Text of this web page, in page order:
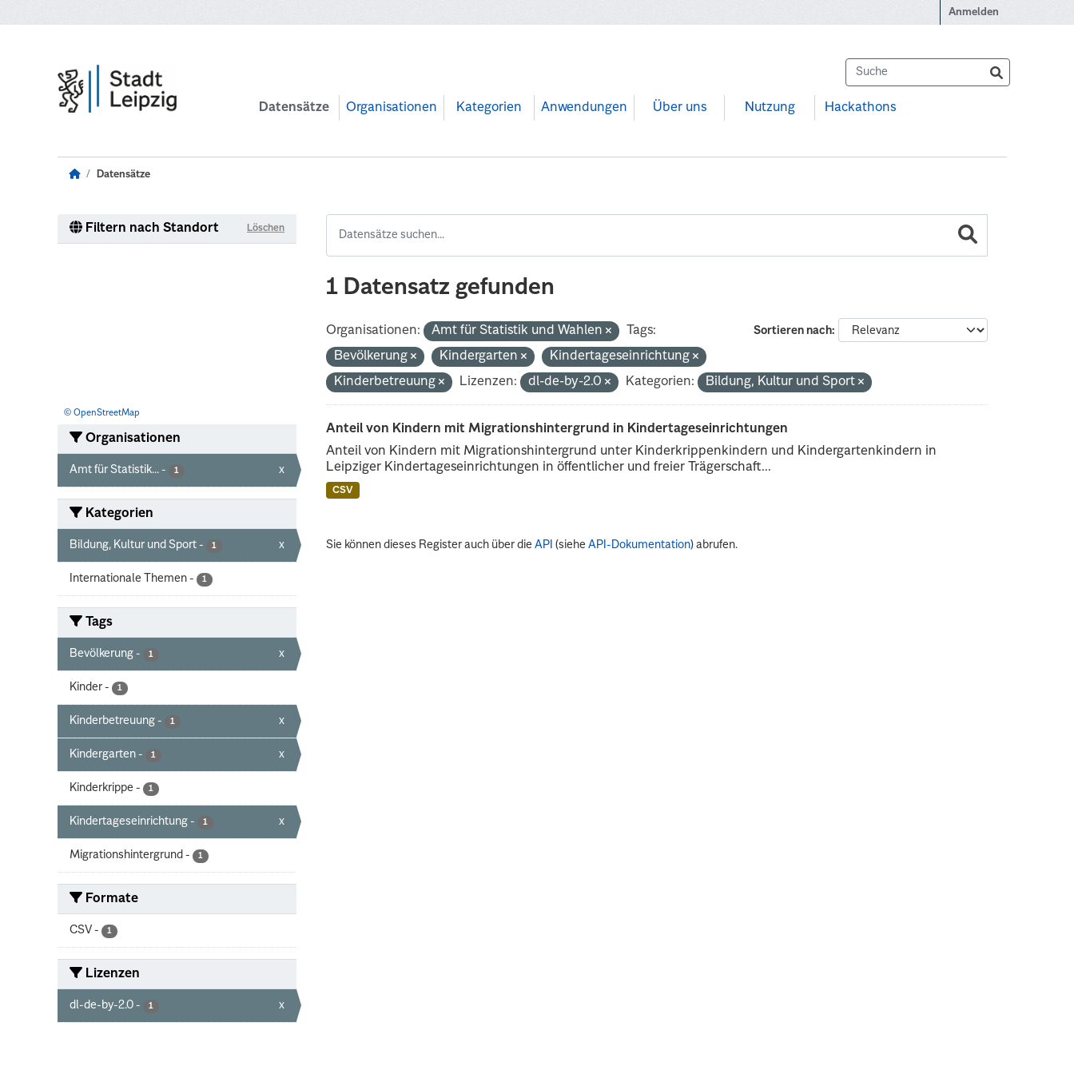
Anmelden
Datensätze Organisationen Kategorien Anwendungen Über uns Nutzung Hackathons
Datensätze
Filtern nach Standort Löschen
© OpenStreetMap
Organisationen
Amt für Statistik... - 1 x
Kategorien
Bildung, Kultur und Sport - 1 x
Internationale Themen - 1
Tags
Bevölkerung - 1 x
Kinder - 1
Kinderbetreuung - 1 x
Kindergarten - 1 x
Kinderkrippe - 1
Kindertageseinrichtung - 1 x
Migrationshintergrund - 1
Formate
CSV - 1
Lizenzen
dl-de-by-2.0 - 1 x
1 Datensatz gefunden
Sortieren nach
Organisationen: Amt für Statistik und Wahlen
Tags:
Bevölkerung
Kindergarten
Kindertageseinrichtung
Kinderbetreuung
Lizenzen: dl-de-by-2.0 Kategorien: Bildung, Kultur und Sport
Anteil von Kindern mit Migrationshintergrund in Kindertageseinrichtungen
Anteil von Kindern mit Migrationshintergrund unter Kinderkrippenkindern und Kindergartenkindern in
Leipziger Kindertageseinrichtungen in öffentlicher und freier Trägerschaft...
CSV
Sie können dieses Register auch über dieAPI (sieheAPI-Dokumentation) abrufen.